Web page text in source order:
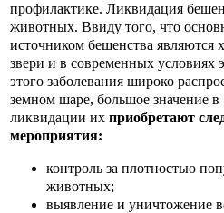
профилактике. Ликвидация
животных. Ввиду того, что
источником бешенства являются
звери и в современных условиях
этого заболевания широко
земном шаре, большое значение в
ликвидации их приобретают
мероприятия:
контроль за плотностью
животных;
выявление и уничтожение